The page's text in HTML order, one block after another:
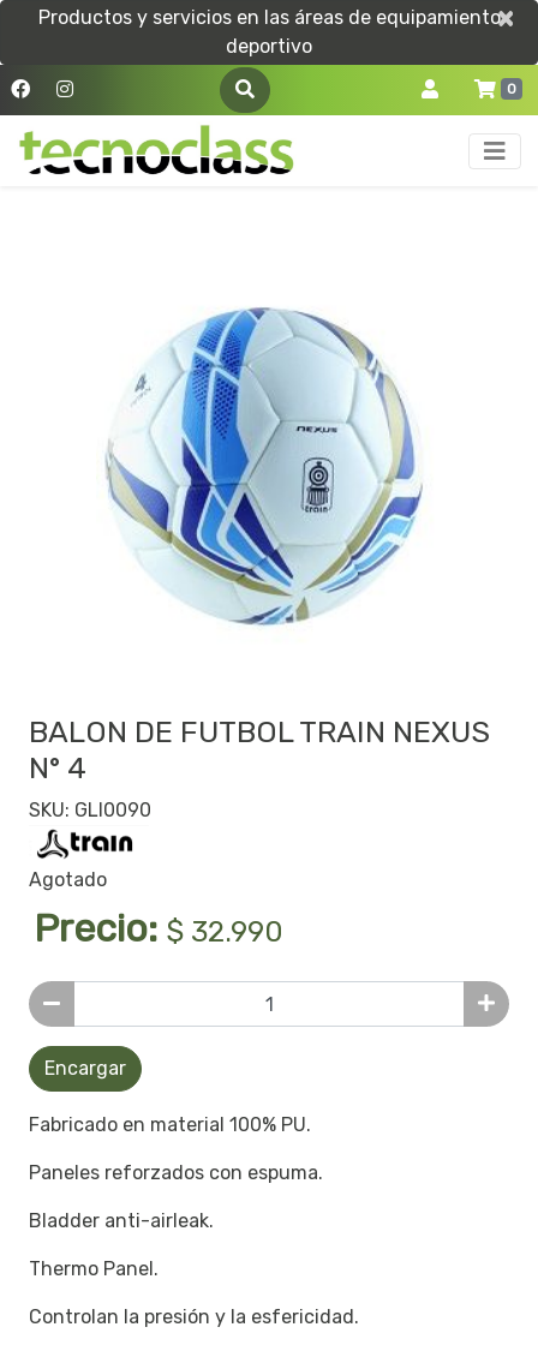
Productos y servicios en las áreas de equipamiento
deportivo
×
×
0
BALON DE FUTBOL TRAIN NEXUS
N° 4
SKU: GLI0090
Agotado
Precio: $ 32.990
Encargar
Fabricado en material 100% PU.
Paneles reforzados con espuma.
Bladder anti-airleak.
Thermo Panel.
Controlan la presión y la esfericidad.